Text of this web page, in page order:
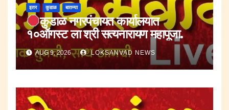
इतर कुडाळ बातम्या
कुडाळ नगरपंचायत कार्यालयात
१०ऑगस्ट ला श्री सत्यनारायण महापूजा.
AUG 9, 2026 LOKSANVAD NEWS